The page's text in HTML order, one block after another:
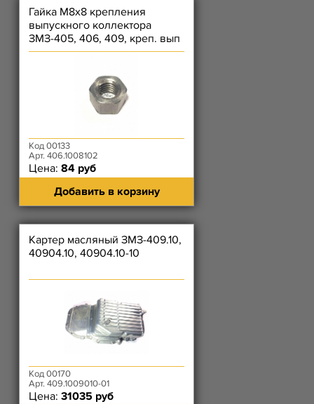
Гайка М8х8 крепления
выпускного коллектора
ЗМЗ-405, 406, 409, креп. вып
коллектора); Гайка ЗМЗ-514
Код 00133
Арт. 406.1008102
Цена: 84 руб
Добавить в корзину
Картер масляный ЗМЗ-409.10,
40904.10, 40904.10-10
Код 00170
Арт. 409.1009010-01
Цена: 31035 руб